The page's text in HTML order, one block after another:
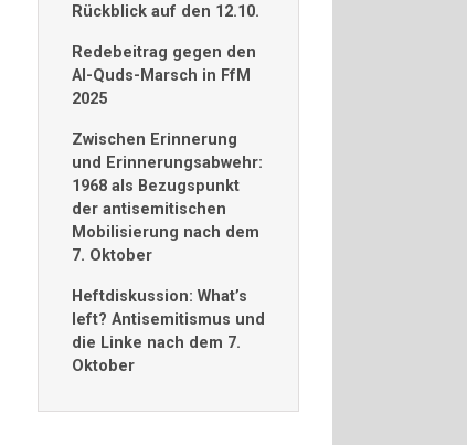
Rückblick auf den 12.10.
Redebeitrag gegen den
Al-Quds-Marsch in FfM
2025
Zwischen Erinnerung
und Erinnerungsabwehr:
1968 als Bezugspunkt
der antisemitischen
Mobilisierung nach dem
7. Oktober
Heftdiskussion: What’s
left? Antisemitismus und
die Linke nach dem 7.
Oktober